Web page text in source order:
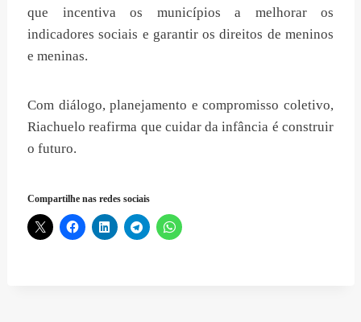
que incentiva os municípios a melhorar os
indicadores sociais e garantir os direitos de meninos
e meninas.
Com diálogo, planejamento e compromisso coletivo,
Riachuelo reafirma que cuidar da infância é construir
o futuro.
Compartilhe nas redes sociais